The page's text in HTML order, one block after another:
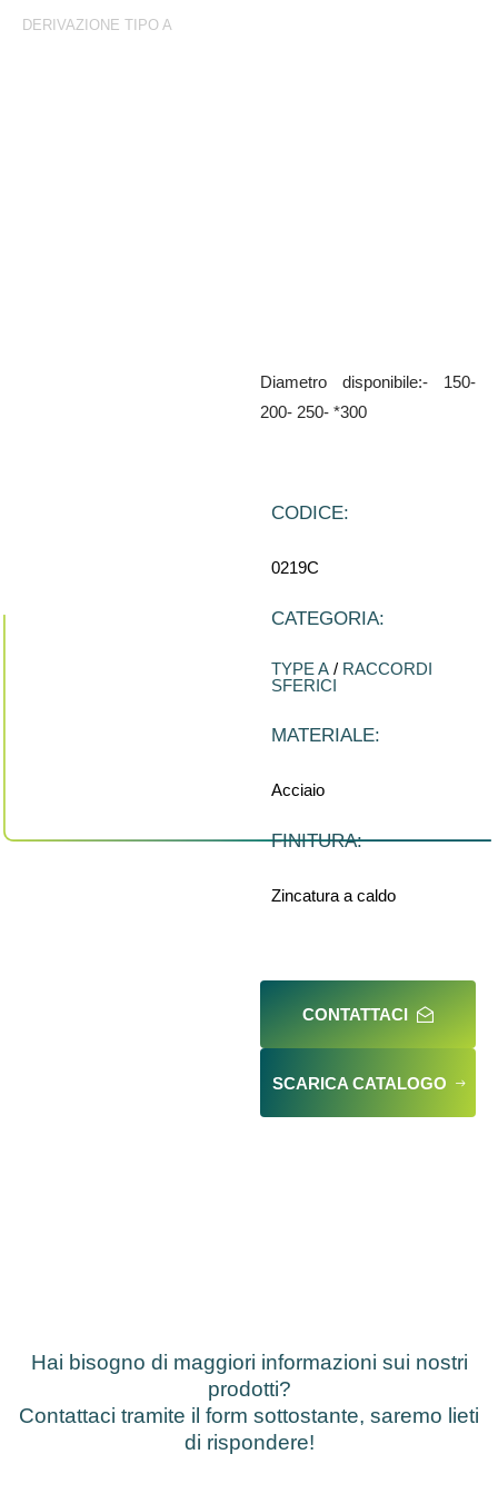
DERIVAZIONE TIPO A
Diametro disponibile:- 150-
200- 250- *300
CODICE:
0219C
CATEGORIA:
TYPE A / RACCORDI
SFERICI
MATERIALE:
Acciaio
FINITURA:
Zincatura a caldo
CONTATTACI
SCARICA CATALOGO
Hai bisogno di maggiori informazioni sui nostri
prodotti?
Contattaci tramite il form sottostante, saremo lieti
di rispondere!